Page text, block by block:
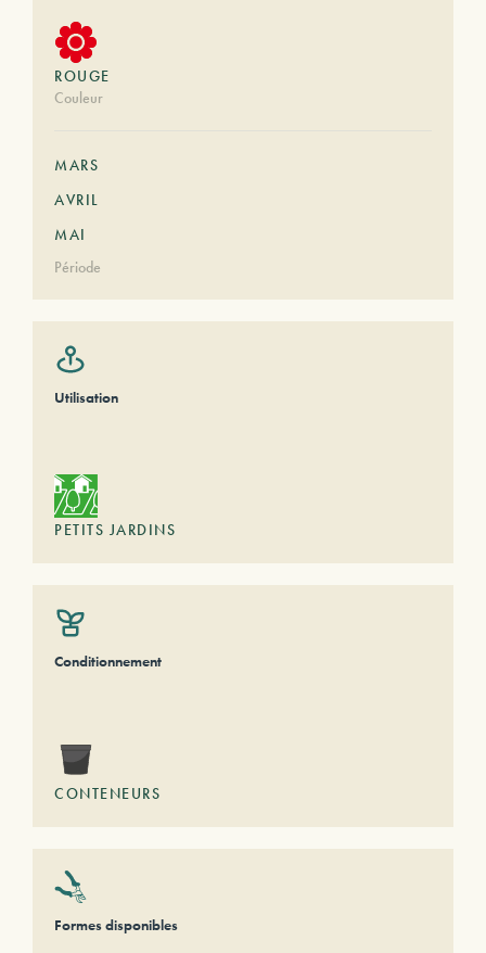
ROUGE
Couleur
MARS
AVRIL
MAI
Période
Utilisation
PETITS JARDINS
Conditionnement
CONTENEURS
Formes disponibles